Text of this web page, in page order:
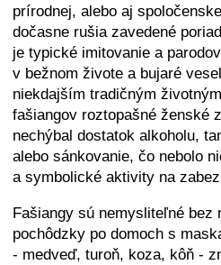
prírodnej, alebo aj
dočasne rušia zavedené
je typické imitovanie a
v bežnom živote a bujaré
niekdajším tradičným
fašiangov roztopašné ženské
nechýbal dostatok alkoholu,
alebo sánkovanie, čo nebolo
a symbolické aktivity na
Fašiangy sú nemysliteľné bez
pochôdzky po domoch s
- medveď, turoň, koza, kôň -